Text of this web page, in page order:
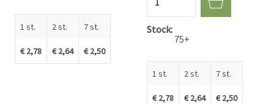
1 st.
€ 2,78
2 st.
€ 2,64
7 st.
€ 2,50
Stock
75+
1 st.
€ 2,78
2 st.
€ 2,64
7 st.
€ 2,50